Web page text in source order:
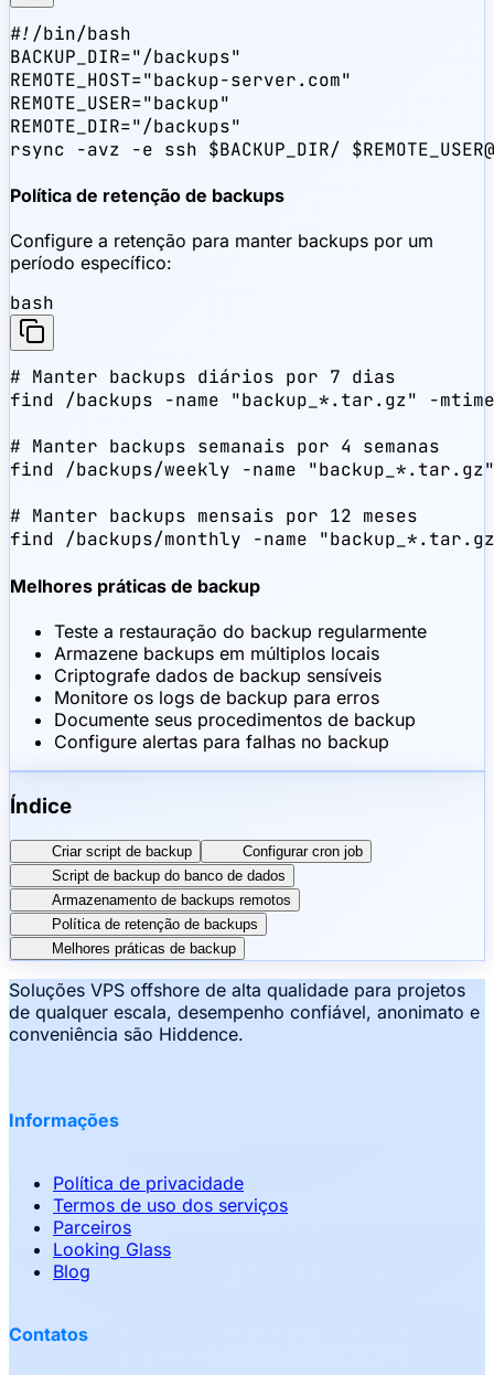
#!/bin/bash
BACKUP_DIR="/backups"
REMOTE_HOST="backup-server.com"
REMOTE_USER="backup"
REMOTE_DIR="/backups"
rsync -avz -e ssh $BACKUP_DIR/
Política de retenção de backups
Configure a retenção para manter backups por um
período específico:
bash
# Manter backups diários por 7 dias
find /backups -name "backup_*.tar.gz" -
# Manter backups semanais por 4 semanas
find /backups/weekly -name
# Manter backups mensais por 12 meses
find /backups/monthly -name
Melhores práticas de backup
Teste a restauração do backup regularmente
Armazene backups em múltiplos locais
Criptografe dados de backup sensíveis
Monitore os logs de backup para erros
Documente seus procedimentos de backup
Configure alertas para falhas no backup
Índice
Criar script de backup
Configurar cron job
Script de backup do banco de dados
Armazenamento de backups remotos
Política de retenção de backups
Melhores práticas de backup
Soluções VPS offshore de alta qualidade para projetos
de qualquer escala, desempenho confiável, anonimato e
conveniência são Hiddence.
Informações
Política de privacidade
Termos de uso dos serviços
Parceiros
Looking Glass
Blog
Contatos